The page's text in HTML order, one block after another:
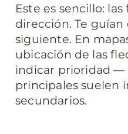
Este es sencillo:
dirección. Te guían
siguiente. En
ubicación de las
indicar prioridad —
principales suelen
secundarios.